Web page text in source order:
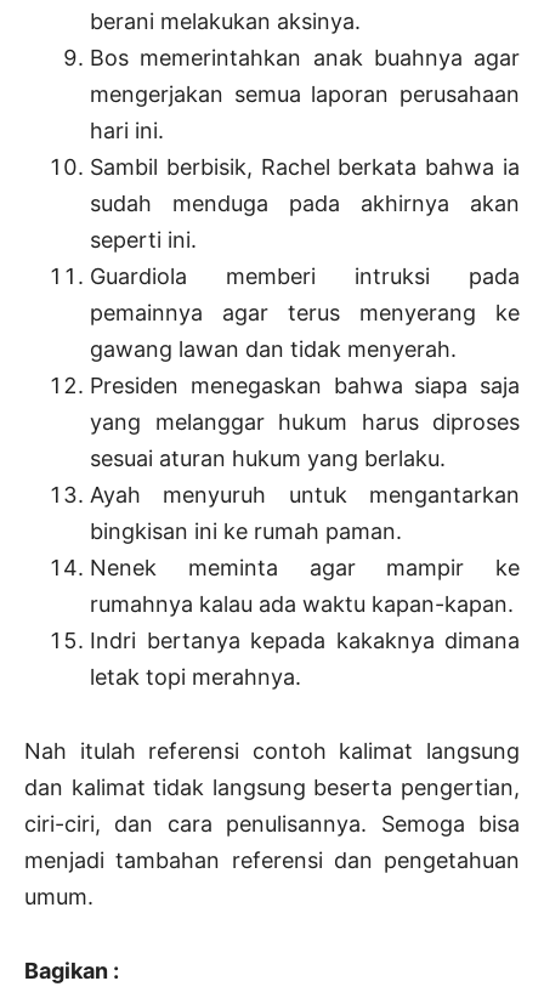
berani melakukan aksinya.
Bos memerintahkan anak buahnya agar
mengerjakan semua laporan perusahaan
hari ini.
Sambil berbisik, Rachel berkata bahwa ia
sudah menduga pada akhirnya akan
seperti ini.
Guardiola memberi intruksi pada
pemainnya agar terus menyerang ke
gawang lawan dan tidak menyerah.
Presiden menegaskan bahwa siapa saja
yang melanggar hukum harus diproses
sesuai aturan hukum yang berlaku.
Ayah menyuruh untuk mengantarkan
bingkisan ini ke rumah paman.
Nenek meminta agar mampir ke
rumahnya kalau ada waktu kapan-kapan.
Indri bertanya kepada kakaknya dimana
letak topi merahnya.
Nah itulah referensi contoh kalimat langsung
dan kalimat tidak langsung beserta pengertian,
ciri-ciri, dan cara penulisannya. Semoga bisa
menjadi tambahan referensi dan pengetahuan
umum.
Bagikan :